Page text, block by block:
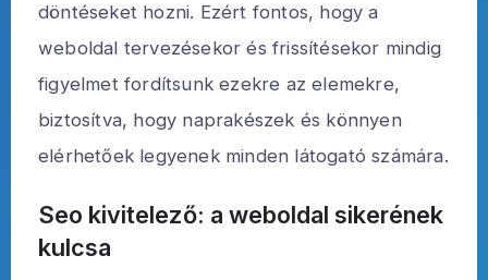
döntéseket hozni. Ezért fontos, hogy a
weboldal tervezésekor és frissítésekor mindig
figyelmet fordítsunk ezekre az elemekre,
biztosítva, hogy naprakészek és könnyen
elérhetőek legyenek minden látogató számára.
Seo kivitelező: a weboldal sikerének
kulcsa